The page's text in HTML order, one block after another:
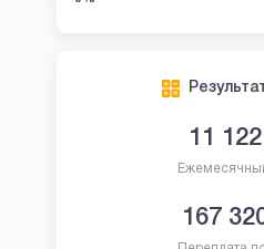
11 122
167